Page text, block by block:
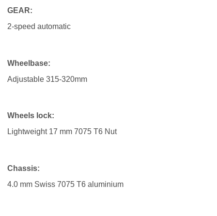
GEAR:
2-speed automatic
Wheelbase:
Adjustable 315-320mm
Wheels lock:
Lightweight 17 mm 7075 T6 Nut
Chassis:
4.0 mm Swiss 7075 T6 aluminium